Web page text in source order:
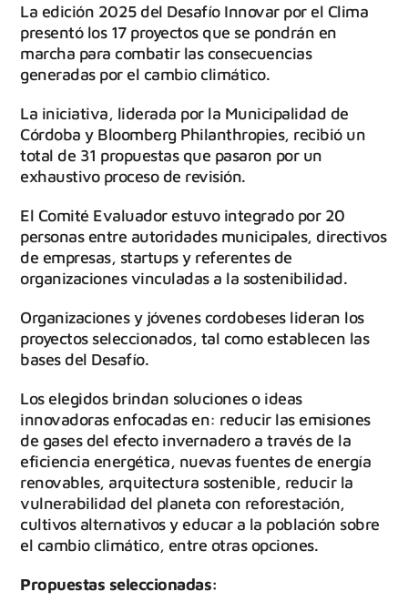
La edición 2025 del Desafío Innovar por el Clima
presentó los 17 proyectos que se pondrán en
marcha para combatir las consecuencias
generadas por el cambio climático.
La iniciativa, liderada por la Municipalidad de
Córdoba y Bloomberg Philanthropies, recibió un
total de 31 propuestas que pasaron por un
exhaustivo proceso de revisión.
El Comité Evaluador estuvo integrado por 20
personas entre autoridades municipales, directivos
de empresas, startups y referentes de
organizaciones vinculadas a la sostenibilidad.
Organizaciones y jóvenes cordobeses lideran los
proyectos seleccionados, tal como establecen las
bases del Desafío.
Los elegidos brindan soluciones o ideas
innovadoras enfocadas en: reducir las emisiones
de gases del efecto invernadero a través de la
eficiencia energética, nuevas fuentes de energía
renovables, arquitectura sostenible, reducir la
vulnerabilidad del planeta con reforestación,
cultivos alternativos y educar a la población sobre
el cambio climático, entre otras opciones.
Propuestas seleccionadas: